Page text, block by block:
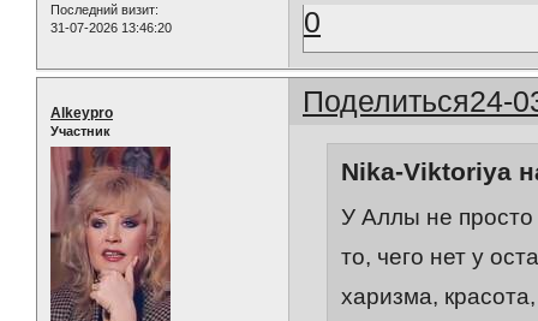
Последний визит:
31-07-2026 13:46:20
0
Поделиться24-
Alkeypro
Участник
Nika-Viktoriya
У Аллы не
то, чего нет у
харизма,